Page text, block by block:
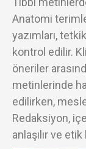
Anatomi
yazımları,
kontrol edilir.
öneriler
metinlerinde
edilirken,
Redaksiyon,
anlaşılır ve